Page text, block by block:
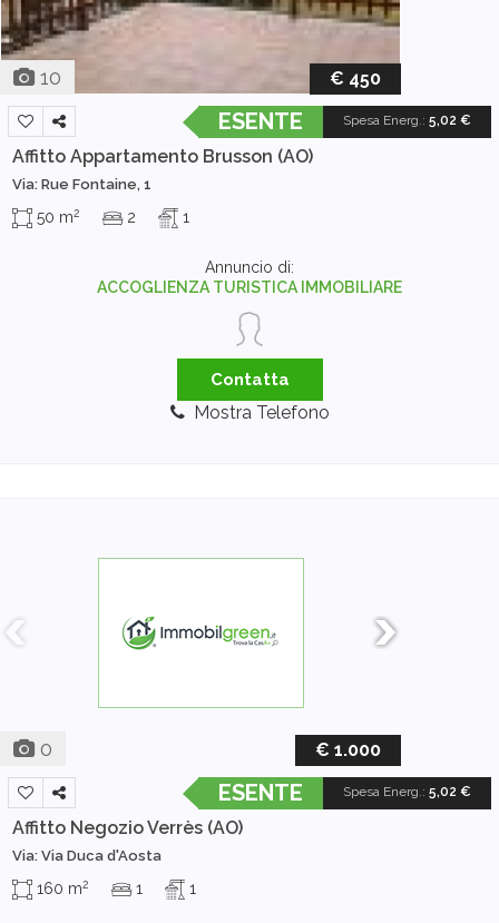
10 € 450
Spesa Energ.: 5,02 €
ESENTE
Affitto Appartamento Brusson (AO)
Via: Rue Fontaine, 1
50 m2 2 1
Annuncio di:
ACCOGLIENZA TURISTICA IMMOBILIARE
Contatta
Mostra Telefono
0 € 1.000
Spesa Energ.: 5,02 €
ESENTE
Affitto NegozioVerrès (AO)
Via: Via Duca d'Aosta
160 m2 1 1